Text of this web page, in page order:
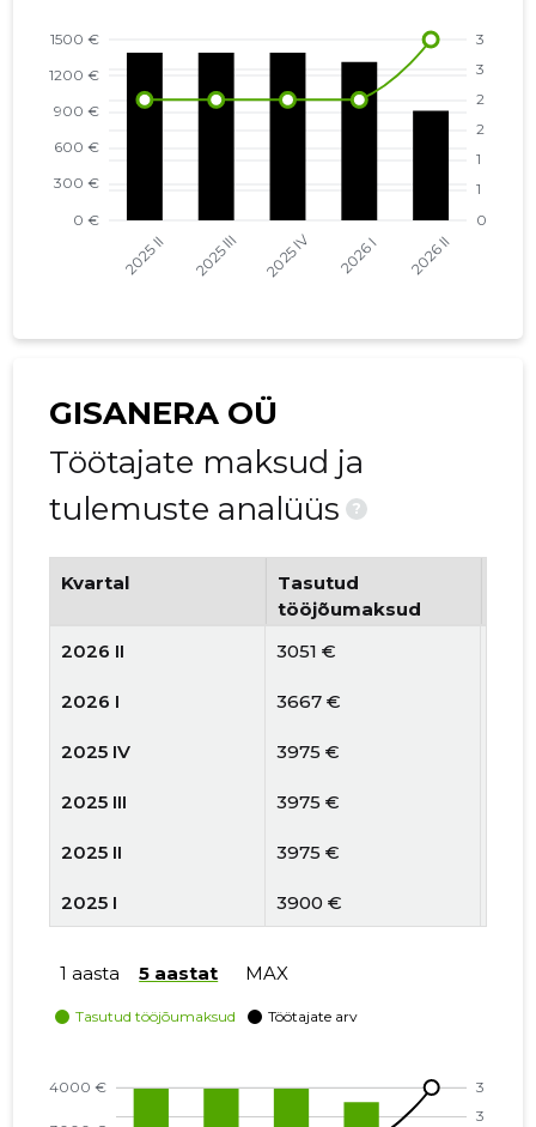
GISANERA OÜ
Töötajate maksud ja
tulemuste analüüs
?
Kvartal
Tasutud
tööjõumaksud
2026 II
3051 €
2026 I 3667 €
2025 IV 3975 €
2025 III 3975 €
2025 II 3975 €
2025 I 3900 €
1 aasta 5 aastat MAX